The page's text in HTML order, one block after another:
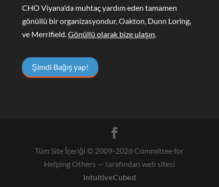
CHO Viyana'da muhtaç yardım eden tamamen
gönüllü bir organizasyondur, Oakton, Dunn Loring,
ve Merrifield.Gönüllü olarak bize ulaşın.
Şimdi Bağış yap!
Tüm Site İçeriği © 2009-2026 Committee for
Helping Others — tarafından web sitesi
IntuitiveCubed